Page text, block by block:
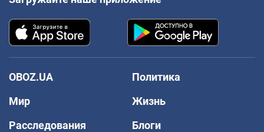
OBOZ.UA
Политика
Мир
Жизнь
Расследования
Блоги